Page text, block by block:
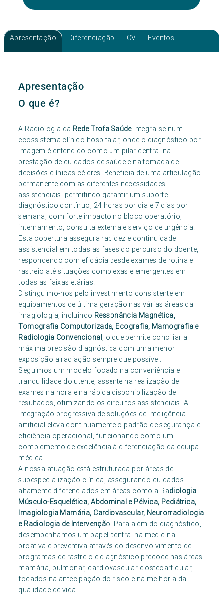
Apresentação Diferenciação CV Eventos
Apresentação
O que é?
A Radiologia da Rede Trofa Saúdeintegra-se num
ecossistema clínico hospitalar, onde o diagnóstico por
imagem é entendido como um pilar central na
prestação de cuidados de saúde e na tomada de
decisões clínicas céleres. Beneficia de uma articulação
permanente com as diferentes necessidades
assistenciais, permitindo garantir um suporte
diagnóstico contínuo, 24 horas por dia e 7 dias por
semana, com forte impacto no bloco operatório,
internamento, consulta externa e serviço de urgência.
Esta cobertura assegura rapidez e continuidade
assistencial em todas as fases do percurso do doente,
respondendo com eficácia desde exames de rotina e
rastreio até situações complexas e emergentes em
todas as faixas etárias.
Distinguimo-nos pelo investimento consistente em
equipamentos de última geração nas várias áreas da
imagiologia, incluindo Ressonância Magnética,
Tomografia Computorizada, Ecografia, Mamografia e
Radiologia Convencional , o que permite conciliar a
máxima precisão diagnóstica com uma menor
exposição a radiação sempre que possível.
Seguimos um modelo focado na conveniência e
tranquilidade do utente, assente na realização de
exames na hora e na rápida disponibilização de
resultados, otimizando os circuitos assistenciais. A
integração progressiva de soluções de inteligência
artificial eleva continuamente o padrão de segurança e
eficiência operacional, funcionando como um
complemento de excelência à diferenciação da equipa
médica.
A nossa atuação está estruturada por áreas de
subespecialização clínica, assegurando cuidados
altamente diferenciados em áreas como a Radiologia
Músculo-Esquelética, Abdominal e Pélvica, Pediátrica,
Imagiologia Mamária, Cardiovascular, Neurorradiologia
e Radiologia de Intervenção. Para além do diagnóstico,
desempenhamos um papel central na medicina
proativa e preventiva através do desenvolvimento de
programas de rastreio e diagnóstico precoce nas áreas
mamária, pulmonar, cardiovascular e osteoarticular,
focados na antecipação do risco e na melhoria da
qualidade de vida.